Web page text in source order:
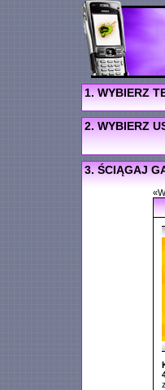
1. WYBIERZ
2. WYBIERZ
3. ŚCIĄGAJ